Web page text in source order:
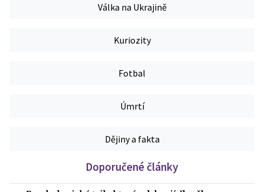
Válka na Ukrajině
Kuriozity
Fotbal
Úmrtí
Dějiny a fakta
Doporučené články